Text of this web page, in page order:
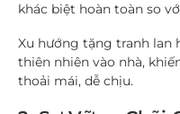
khác biệt hoàn toàn so
Xu hướng tặng tranh lan
thiên nhiên vào nhà,
thoải mái, dễ chịu.